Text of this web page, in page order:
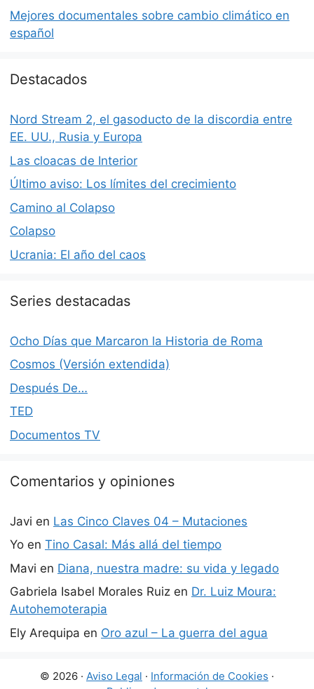
Mejores documentales sobre cambio climático en
español
Destacados
Nord Stream 2, el gasoducto de la discordia entre
EE. UU., Rusia y Europa
Las cloacas de Interior
Último aviso: Los límites del crecimiento
Camino al Colapso
Colapso
Ucrania: El año del caos
Series destacadas
Ocho Días que Marcaron la Historia de Roma
Cosmos (Versión extendida)
Después De…
TED
Documentos TV
Comentarios y opiniones
Javi en Las Cinco Claves 04 – Mutaciones
Yo en Tino Casal: Más allá del tiempo
Mavi en Diana, nuestra madre: su vida y legado
Gabriela Isabel Morales Ruiz en Dr. Luiz Moura:
Autohemoterapia
Ely Arequipa en Oro azul – La guerra del agua
© 2026 · Aviso Legal · Información de Cookies ·